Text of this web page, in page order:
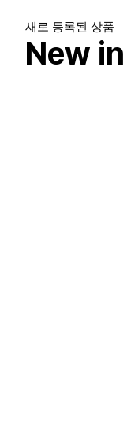
새로 등록된 상품
New in